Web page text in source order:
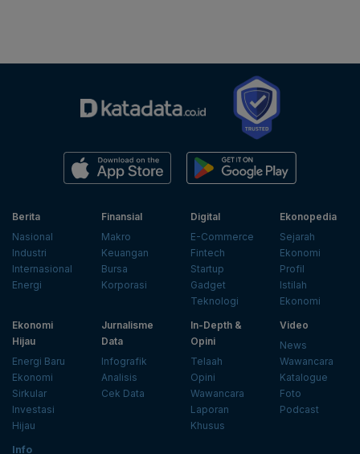
Berita
Nasional
Industri
Internasional
Energi
Finansial
Makro
Keuangan
Bursa
Korporasi
Digital
E-Commerce
Fintech
Startup
Gadget
Teknologi
Ekonopedia
Sejarah
Ekonomi
Profil
Istilah
Ekonomi
Ekonomi
Hijau
Energi Baru
Ekonomi
Sirkular
Investasi
Hijau
Jurnalisme
Data
Infografik
Analisis
Cek Data
In-Depth &
Opini
Telaah
Opini
Wawancara
Laporan
Khusus
Video
News
Wawancara
Katalogue
Foto
Podcast
Info